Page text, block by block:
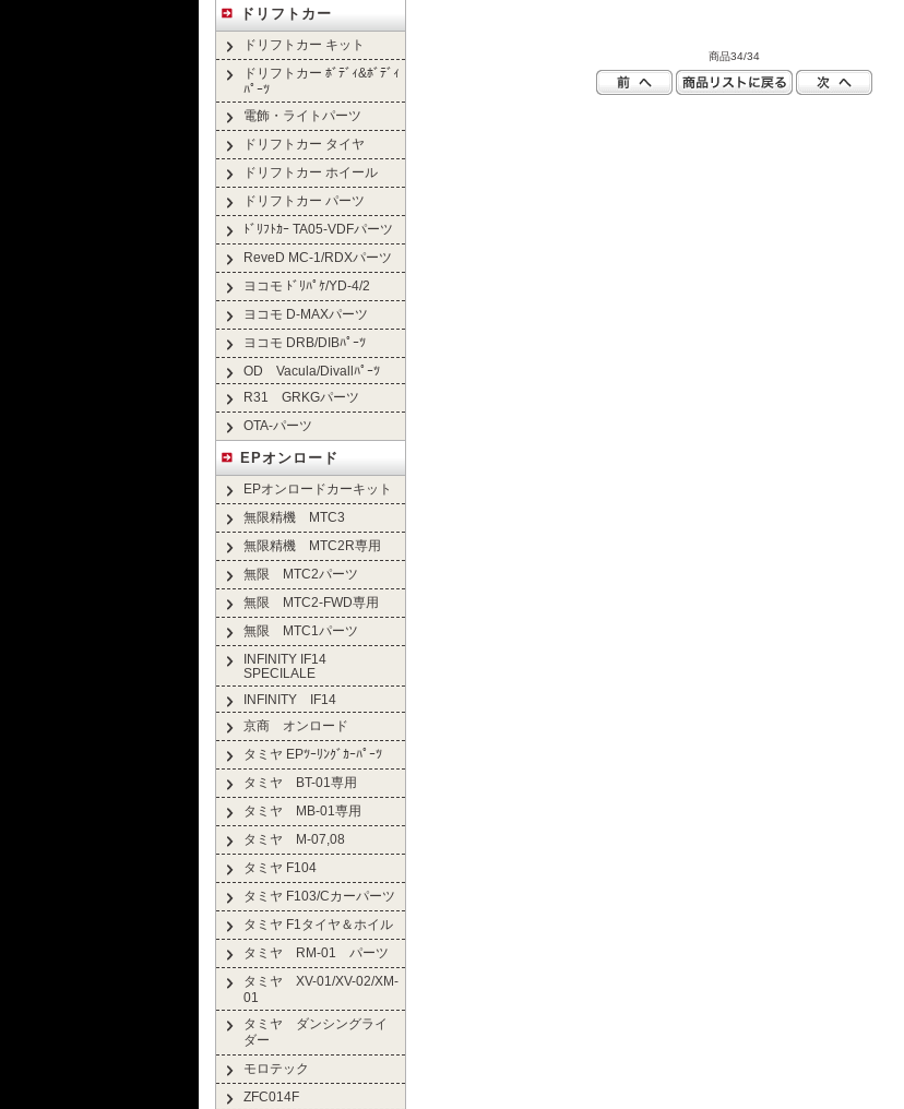
ドリフトカー
ドリフトカー キット
ドリフトカー ﾎﾞﾃﾞｨ&ﾎﾞﾃﾞｨ
ﾊﾟｰﾂ
電飾・ライトパーツ
ドリフトカー タイヤ
ドリフトカー ホイール
ドリフトカー パーツ
ﾄﾞﾘﾌﾄｶｰ TA05-VDFパーツ
ReveD MC-1/RDXパーツ
ヨコモ ﾄﾞﾘﾊﾟｹ/YD-4/2
ヨコモ D-MAXパーツ
ヨコモ DRB/DIBﾊﾟｰﾂ
OD Vacula/Divallﾊﾟｰﾂ
R31 GRKGパーツ
OTA-パーツ
EPオンロード
EPオンロードカーキット
無限精機 MTC3
無限精機 MTC2R専用
無限 MTC2パーツ
無限 MTC2-FWD専用
無限 MTC1パーツ
INFINITY IF14
SPECILALE
INFINITY IF14
京商 オンロード
タミヤ EPﾂｰﾘﾝｸﾞｶｰﾊﾟｰﾂ
タミヤ BT-01専用
タミヤ MB-01専用
タミヤ M-07,08
タミヤ F104
タミヤ F103/Cカーパーツ
タミヤ F1タイヤ＆ホイル
タミヤ RM-01 パーツ
タミヤ XV-01/XV-02/XM-
01
タミヤ ダンシングライ
ダー
モロテック
ZFC014F
商品34/34